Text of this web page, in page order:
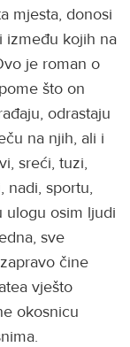
mjesta, donosi
između kojih na
je roman o
što on
odrastaju
na njih, ali i
sreći, tuzi,
nadi, sportu,
ulogu osim ljudi
sve
čine
vješto
okosnicu